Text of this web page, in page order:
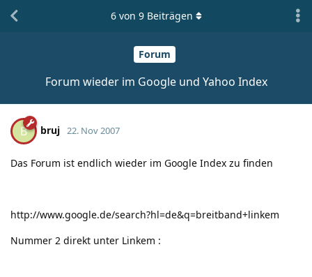
Forum
Forum wieder im Google und Yahoo Index
6von 9Beiträgen
B bruj 22. Nov 2007
Das Forum ist endlich wieder im Google Index zu finden
http://www.google.de/search?hl=de&q=breitband+linkem
Nummer 2 direkt unter Linkem :